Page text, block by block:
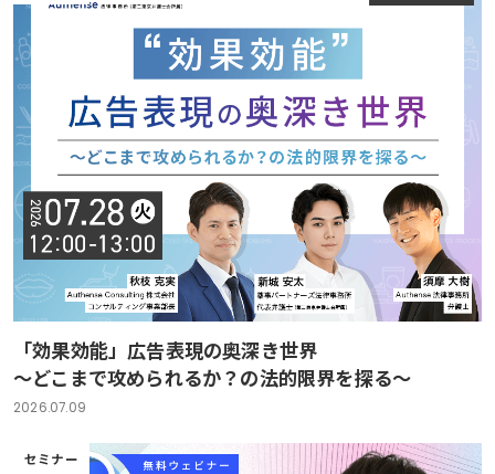
「効果効能」広告表現の奥深き世界
～どこまで攻められるか？の法的限界を探る～
2026.07.09
セミナー